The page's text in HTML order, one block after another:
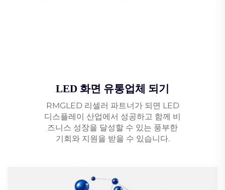
LED 화면 유통업체 되기
RMGLED 리셀러 파트너가 되면 LED
디스플레이 산업에서 성공하고 함께 비
즈니스 성장을 달성할 수 있는 풍부한
기회와 지원을 받을 수 있습니다.